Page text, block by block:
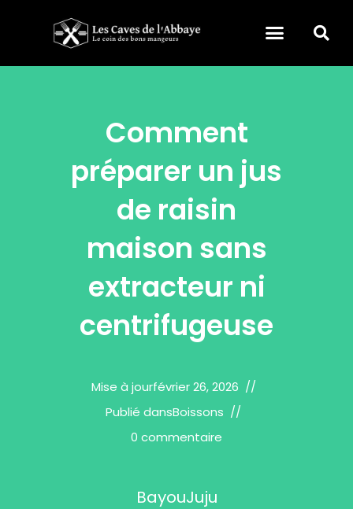
Comment
préparer un jus
de raisin
maison sans
extracteur ni
centrifugeuse
Mise à jourfévrier 26, 2026
Publié dansBoissons
0 commentaire
BayouJuju